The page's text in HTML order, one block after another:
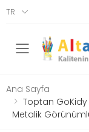
TR
Menü
Ana Sayfa
Toptan GoKidy
Metalik